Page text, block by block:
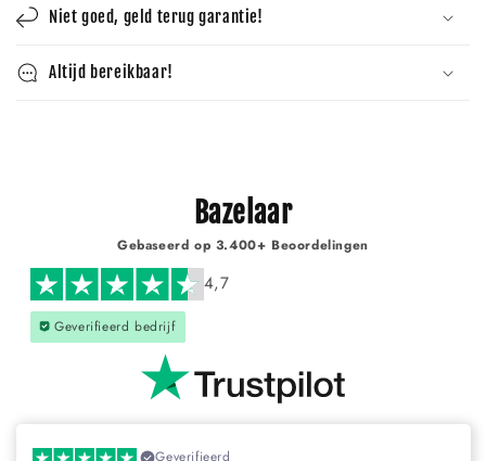
Niet goed, geld terug garantie!
Altijd bereikbaar!
Bazelaar
Gebaseerd op 3.400+ Beoordelingen
4,7
Geverifieerd bedrijf
Geverifieerd